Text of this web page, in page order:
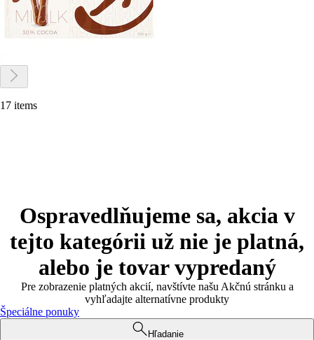
17 items
Ospravedlňujeme sa, akcia v
tejto kategórii už nie je platná,
alebo je tovar vypredaný
Pre zobrazenie platných akcií, navštívte našu Akčnú stránku a
vyhľadajte alternatívne produkty
Špeciálne ponuky
Hľadanie